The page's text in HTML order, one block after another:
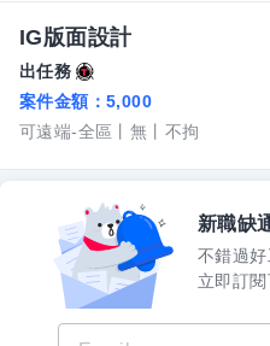
IG版面設計
出任務
案件金額： 5,000
可遠端-全區
無 不拘
新職缺
不錯過好
立即訂
數字科技股份有限公司 上櫃公
518熊班 客服專線：02-